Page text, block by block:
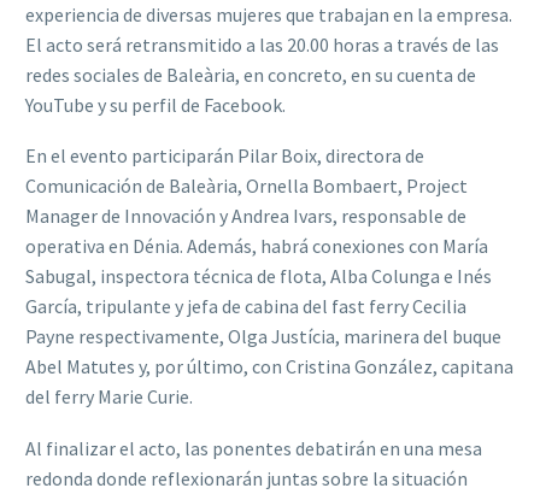
experiencia de diversas mujeres que trabajan en la empresa.
El acto será retransmitido a las 20.00 horas a través de las
redes sociales de Baleària, en concreto, en su cuenta de
YouTube y su perfil de Facebook.
En el evento participarán Pilar Boix, directora de
Comunicación de Baleària, Ornella Bombaert, Project
Manager de Innovación y Andrea Ivars, responsable de
operativa en Dénia. Además, habrá conexiones con María
Sabugal, inspectora técnica de flota, Alba Colunga e Inés
García, tripulante y jefa de cabina del fast ferry Cecilia
Payne respectivamente, Olga Justícia, marinera del buque
Abel Matutes y, por último, con Cristina González, capitana
del ferry Marie Curie.
Al finalizar el acto, las ponentes debatirán en una mesa
redonda donde reflexionarán juntas sobre la situación